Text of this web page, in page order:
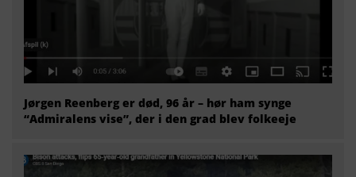
Jørgen Reenberg er død, 96 år – hør ham synge
“Admiralens vise”, der i den grad blev folkeeje